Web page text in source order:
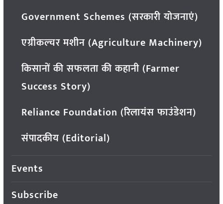
Government Schemes (सरकारी योजनाएं)
एग्रीकल्चर मशीन (Agriculture Machinery)
किसानों की सफलता की कहानी (Farmer
Success Story)
Reliance Foundation (रिलायंस फाउंडेशन)
संपादकीय (Editorial)
Events
Subscribe